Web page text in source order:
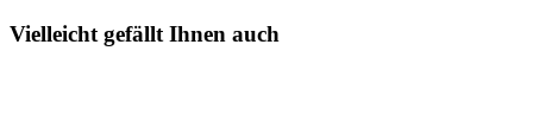
Vielleicht gefällt Ihnen auch